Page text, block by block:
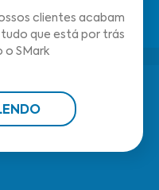
clientes acabam
que está por trás
o SMark